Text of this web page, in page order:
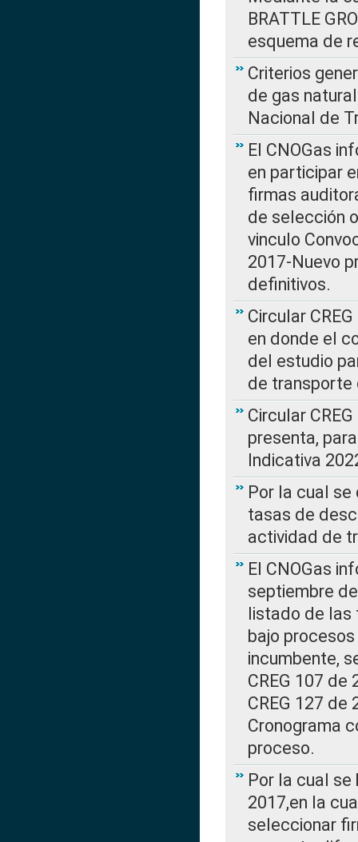
BRATTLE
esquema de
Criterios
de gas
Nacional de
El CNOGas
en participar
firmas
de selección
vinculo
2017-Nuevo
definitivos.
Circular
en donde el
del estudio
de transporte
Circular
presenta,
Indicativa
Por la cual
tasas de
actividad de
El CNOGas
septiembre
listado de las
bajo
incumbente,
CREG 107
CREG 127 de
Cronograma
proceso.
Por la cual se
2017,en la
seleccionar